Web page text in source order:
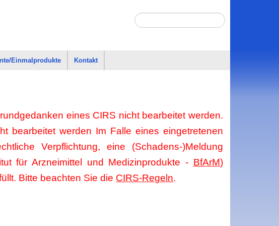
Einmalprodukte Kontakt
eines CIRS nicht bearbeitet werden.
bearbeitet werden Im Falle eines eingetretenen
Verpflichtung, eine (Schadens-)Meldung
für Arzneimittel und Medizinprodukte - BfArM)
Bitte beachten Sie die CIRS-Regeln.